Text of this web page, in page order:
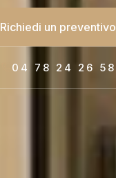
Richiedi un preventivo
04 78 24 26 58